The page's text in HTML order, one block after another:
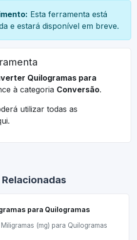
Esta ferramenta está
e estará disponível em breve.
Quilogramas para
à categoria Conversão.
utilizar todas as
para Quilogramas
(mg) para Quilogramas